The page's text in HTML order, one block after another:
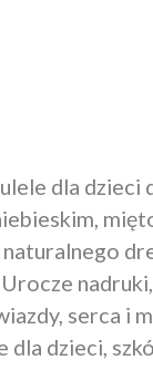
dla dzieci
serca i
dla dzieci,